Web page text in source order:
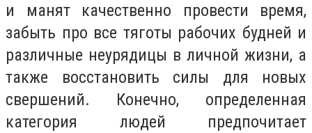
и манят качественно провести время,
забыть про все тяготы рабочих будней и
различные неурядицы в личной жизни, а
также восстановить силы для новых
свершений. Конечно, определенная
категория людей предпочитает